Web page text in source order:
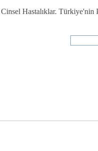
Hastalıklar. Türkiye'nin